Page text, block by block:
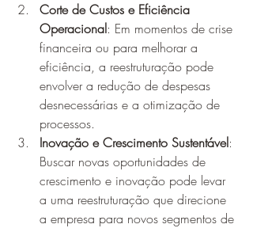
Corte de Custos e Eficiência
Operacional: Em momentos de crise
financeira ou para melhorar a
eficiência, a reestruturação pode
envolver a redução de despesas
desnecessárias e a otimização de
processos.
Inovação e Crescimento Sustentável:
Buscar novas oportunidades de
crescimento e inovação pode levar
a uma reestruturação que direcione
a empresa para novos segmentos de